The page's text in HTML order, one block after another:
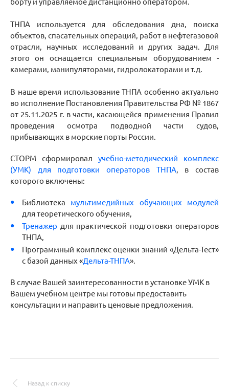
борту и управляемое дистанционно оператором.
ТНПА используется для обследования дна, поиска
объектов, спасательных операций, работ в нефтегазовой
отрасли, научных исследований и других задач. Для
этого он оснащается специальным оборудованием -
камерами, манипуляторами, гидролокаторами и т.д.
В наше время использование ТНПА особенно актуально
во исполнение Постановления Правительства РФ № 1867
от 25.11.2025 г. в части, касающейся применения Правил
проведения осмотра подводной части судов,
прибывающих в морские порты России.
СТОРМ сформировал учебно-методический комплекс
(УМК) для подготовки операторов ТНПА, в состав
которого включены:
Библиотека мультимедийных обучающих модулей
для теоретического обучения,
Тренажер для практической подготовки операторов
ТНПА,
Программный комплекс оценки знаний «Дельта-Тест»
с базой данных «Дельта-ТНПА».
В случае Вашей заинтересованности в установке УМК в
Вашем учебном центре мы готовы предоставить
консультации и направить ценовые предложения.
Назад к списку